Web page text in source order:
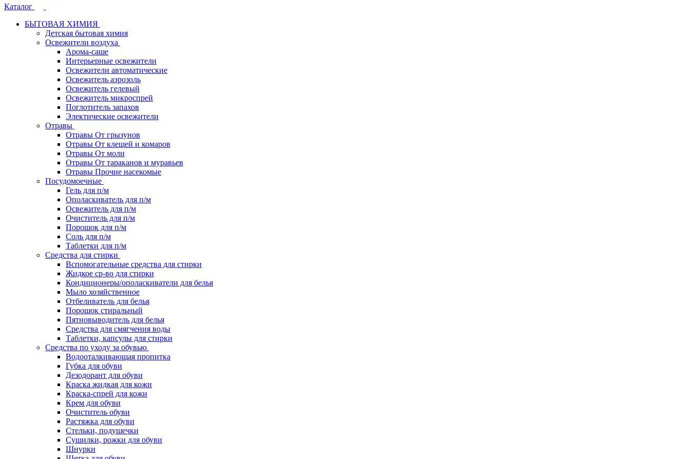
Каталог
БЫТОВАЯ ХИМИЯ
Детская бытовая химия
Освежители воздуха
Арома-саше
Интерьерные освежители
Освежители автоматические
Освежитель аэрозоль
Освежитель гелевый
Освежитель микроспрей
Поглотитель запахов
Электические освежители
Отравы
Отравы От грызунов
Отравы От клещей и комаров
Отравы От моли
Отравы От тараканов и муравьев
Отравы Прочие насекомые
Посудомоечные
Гель для п/м
Ополаскиватель для п/м
Освежитель для п/м
Очиститель для п/м
Порошок для п/м
Соль для п/м
Таблетки для п/м
Средства для стирки
Вспомогательные средства для стирки
Жидкое ср-во для стирки
Кондиционеры/ополаскиватели для белья
Мыло хозяйственное
Отбеливатель для белья
Порошок стиральный
Пятновыводитель для белья
Средства для смягчения воды
Таблетки, капсулы для стирки
Средства по уходу за обувью
Водооталкивающая пропитка
Губка для обуви
Дезодорант для обуви
Краска жидкая для кожи
Краска-спрей для кожи
Крем для обуви
Очиститель обуви
Растяжка для обуви
Стельки, подушечки
Сушилки, рожки для обуви
Шнурки